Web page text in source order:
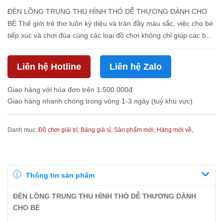
ĐÈN LỒNG TRUNG THU HÌNH THỎ DỄ THƯƠNG DÀNH CHO
BÉ Thế giới trẻ thơ luôn kỳ diệu và tràn đầy màu sắc, việc cho bé
tiếp xúc và chơi đùa cùng các loại đồ chơi không chỉ giúp các bé
cường k...
Liên hệ Hotline Liên hệ Zalo
Giao hàng với hóa đơn trên 1.500.000đ
Giao hàng nhanh chóng trong vòng 1-3 ngày (tuỳ khu vực)
Danh mục: Đồ chơi giải trí, Bảng giá sỉ, Sản phẩm mới, Hàng mới về,
Thông tin sản phẩm
ĐÈN LỒNG TRUNG THU HÌNH THỎ DỄ THƯƠNG DÀNH
CHO BÉ